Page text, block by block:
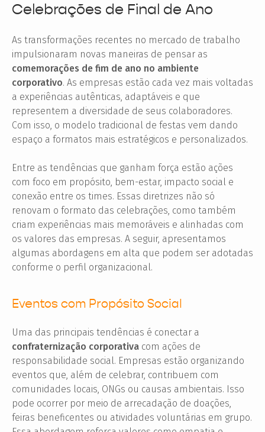
Celebrações de Final de Ano
As transformações recentes no mercado de trabalho
impulsionaram novas maneiras de pensar as
comemorações de fim de ano no ambiente
corporativo. As empresas estão cada vez mais voltadas
a experiências autênticas, adaptáveis e que
representem a diversidade de seus colaboradores.
Com isso, o modelo tradicional de festas vem dando
espaço a formatos mais estratégicos e personalizados.
Entre as tendências que ganham força estão ações
com foco em propósito, bem-estar, impacto social e
conexão entre os times. Essas diretrizes não só
renovam o formato das celebrações, como também
criam experiências mais memoráveis e alinhadas com
os valores das empresas. A seguir, apresentamos
algumas abordagens em alta que podem ser adotadas
conforme o perfil organizacional.
Eventos com Propósito Social
Uma das principais tendências é conectar a
confraternização corporativa com ações de
responsabilidade social. Empresas estão organizando
eventos que, além de celebrar, contribuem com
comunidades locais, ONGs ou causas ambientais. Isso
pode ocorrer por meio de arrecadação de doações,
feiras beneficentes ou atividades voluntárias em grupo.